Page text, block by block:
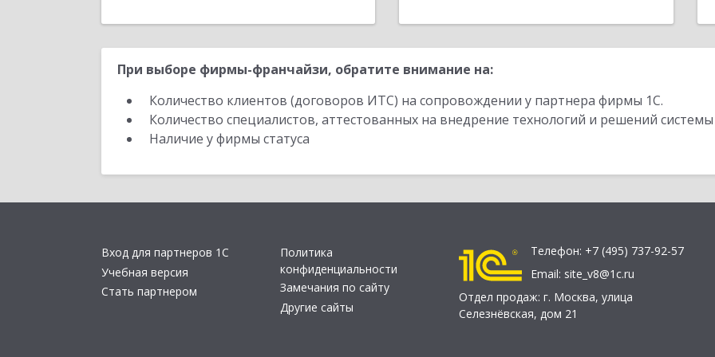
При выборе фирмы-франчайзи, обратите внимание на:
Количество клиентов (договоров ИТС) на сопровождении у партнера фирмы 1С.
Количество специалистов, аттестованных на внедрение технологий и решений
Наличие у фирмы статуса
Вход для партнеров 1С
Учебная версия
Стать партнером
Политика
конфиденциальности
Замечания по сайту
Другие сайты
Телефон: +7 (495) 737-92-57
Email: site_v8@1c.ru
Отдел продаж: г. Москва, улица
Селезнёвская, дом 21